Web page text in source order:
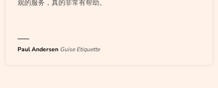
观的服务，真的非常有帮助。
Paul Andersen Guise Etiquette